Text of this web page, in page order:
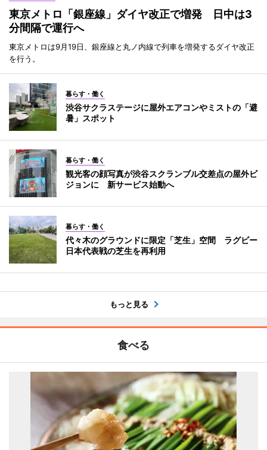
東京メトロ「銀座線」ダイヤ改正で増発 日中は3
分間隔で運行へ
東京メトロは9月19日、銀座線と丸ノ内線で列車を増発するダイヤ改正
を行う。
暮らす・働く
渋谷サクラステージに屋外エアコンやミストの「避
暑」スポット
暮らす・働く
観光客の顔写真が渋谷スクランブル交差点の屋外ビ
ジョンに 新サービス始動へ
暮らす・働く
代々木のグラウンドに限定「芝生」空間 ラグビー
日本代表戦の芝生を再利用
もっと見る
食べる